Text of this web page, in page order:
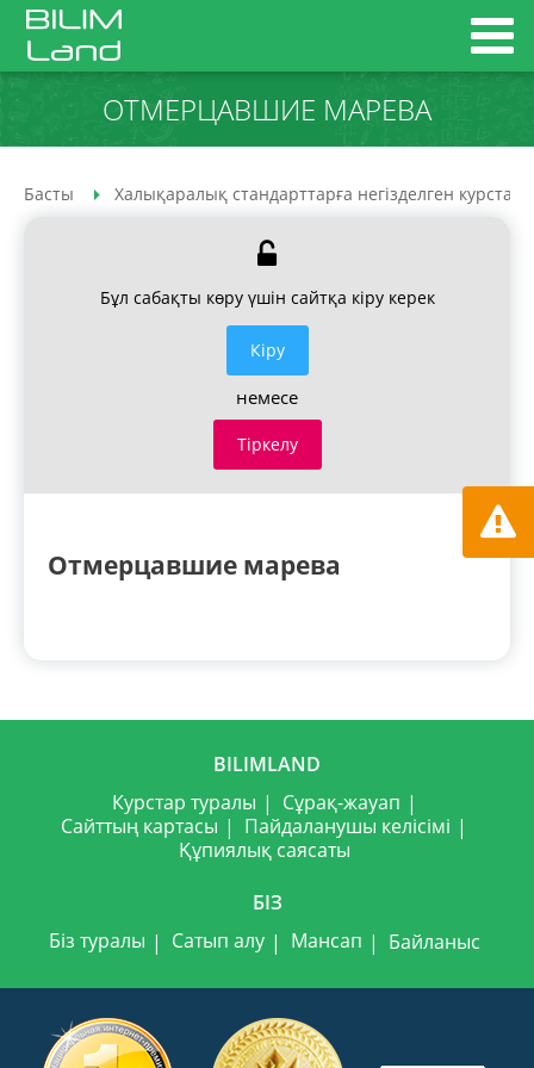
ОТМЕРЦАВШИЕ МАРЕВА
Басты Халықаралық стандарттарға негізделген курстар
Бұл сабақты көру үшін сайтқа кіру керек
Кiру
немесе
Тіркелу
Отмерцавшие марева
BILIMLAND
Курстар туралы
Сұрақ-жауап
Сайттың картасы
Пайдаланушы келісімі
Құпиялық саясаты
БІЗ
Біз туралы
Сатып алу Мансап Байланыс